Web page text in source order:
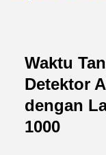
Waktu
Detektor
dengan
1000